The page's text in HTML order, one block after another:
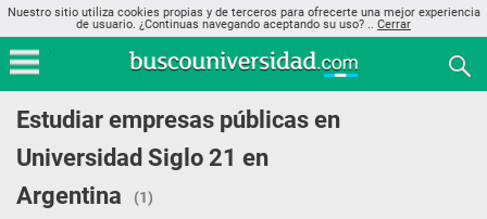
Nuestro sitio utiliza cookies propias y de terceros para ofrecerte una mejor experiencia
de usuario. ¿Continuas navegando aceptando su uso? .. Cerrar
Estudiar empresas públicas en
Universidad Siglo 21 en
Argentina
(1)